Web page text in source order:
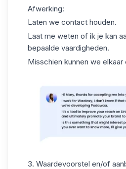
Afwerking:
Laten we contact houden.
Laat me weten of ik je kan
bepaalde vaardigheden.
Misschien kunnen we elkaar
3. Waardevoorstel en/of